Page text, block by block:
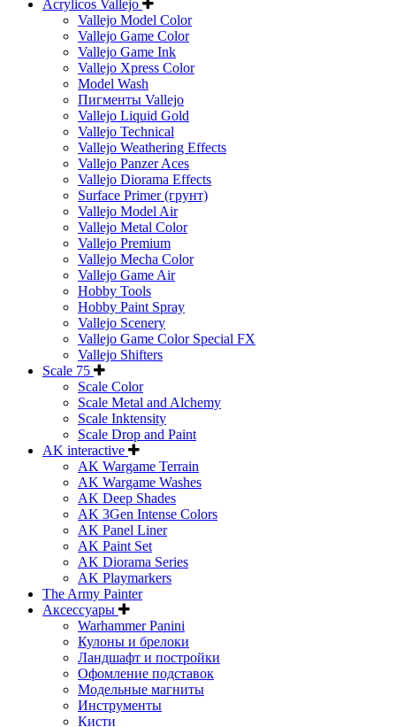
Acrylicos Vallejo
Vallejo Model Color
Vallejo Game Color
Vallejo Game Ink
Vallejo Xpress Color
Model Wash
Пигменты Vallejo
Vallejo Liquid Gold
Vallejo Technical
Vallejo Weathering Effects
Vallejo Panzer Aces
Vallejo Diorama Effects
Surface Primer (грунт)
Vallejo Model Air
Vallejo Metal Color
Vallejo Premium
Vallejo Mecha Color
Vallejo Game Air
Hobby Tools
Hobby Paint Spray
Vallejo Scenery
Vallejo Game Color Special FX
Vallejo Shifters
Scale 75
Scale Color
Scale Metal and Alchemy
Scale Inktensity
Scale Drop and Paint
AK interactive
AK Wargame Terrain
AK Wargame Washes
AK Deep Shades
AK 3Gen Intense Colors
AK Panel Liner
AK Paint Set
AK Diorama Series
AK Playmarkers
The Army Painter
Аксессуары
Warhammer Panini
Кулоны и брелоки
Ландшафт и постройки
Офомление подставок
Модельные магниты
Инструменты
Кисти